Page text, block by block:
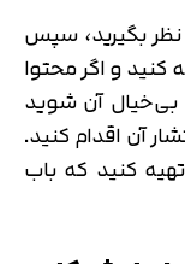
نظر بگیرید، سپس
و اگر محتوا
بی‌خیال آن شوید
آن اقدام کنید.
کنید که باب